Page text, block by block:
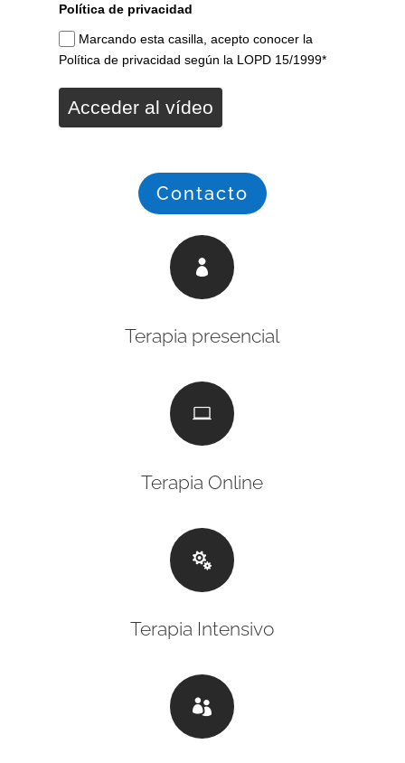
Política de privacidad
Marcando esta casilla, acepto conocer la
Política de privacidad según la LOPD 15/1999*
Acceder al vídeo
Contacto

Terapia presencial

Terapia Online

Terapia Intensivo
